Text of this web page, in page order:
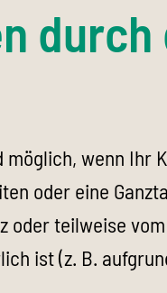
durch
wenn Ihr
oder eine
teilweise
ist (z. B.